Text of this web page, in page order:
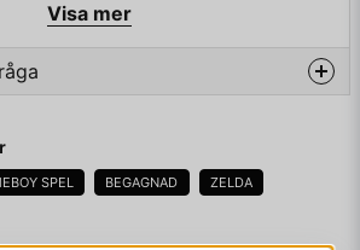
landet Holodrum med hjälp av Rod of
ändrar landets årstid om Link svingar
med hjälp av Harp of Ages, vilket är
Link i tiden om han spelar på den på
Visa mer
om denna produkten...
SPEL BEGAGNAD ZELDA